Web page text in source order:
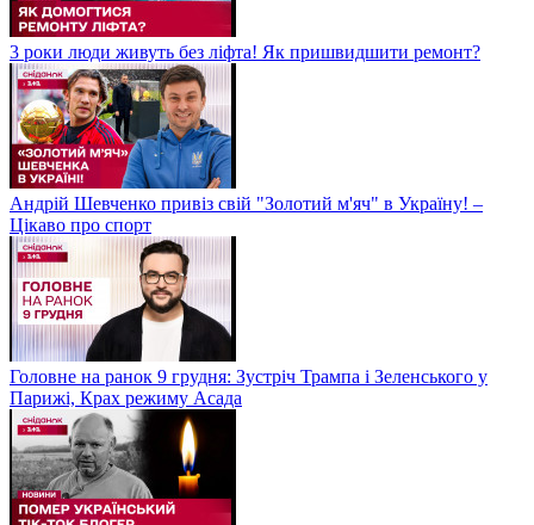
3 роки люди живуть без ліфта! Як пришвидшити ремонт?
Андрій Шевченко привіз свій "Золотий м'яч" в Україну! –
Цікаво про спорт
Головне на ранок 9 грудня: Зустріч Трампа і Зеленського у
Парижі, Крах режиму Асада